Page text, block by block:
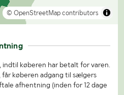
© OpenStreetMap contributors
køberen har betalt for varen.
køberen adgang til sælgers
afhentning (inden for 12 dage